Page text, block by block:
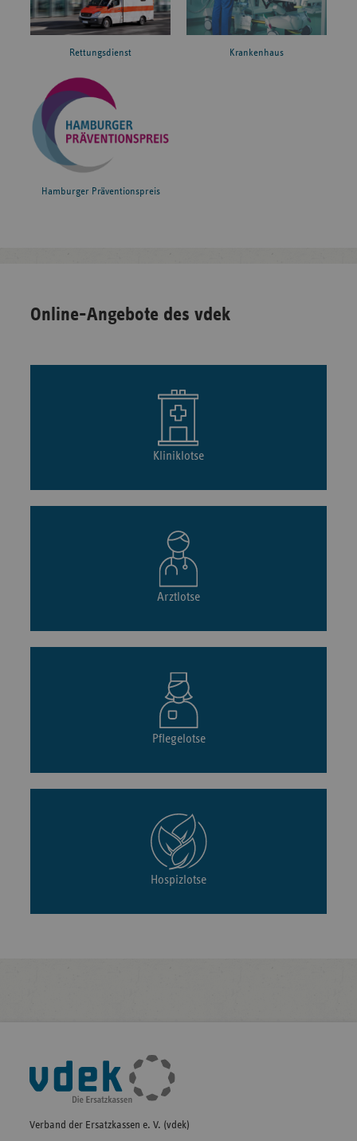
Rettungsdienst Krankenhaus
Hamburger Präventionspreis
Online-Angebote des vdek
Kliniklotse
Arztlotse
Pflegelotse
Hospizlotse
Fußleisten-
Navigation
Verband der Ersatzkassen e. V. (vdek)